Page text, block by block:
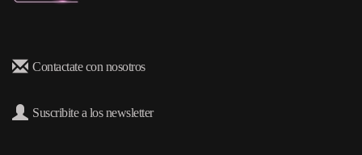
Contactate con nosotros
Suscribite a los newsletter